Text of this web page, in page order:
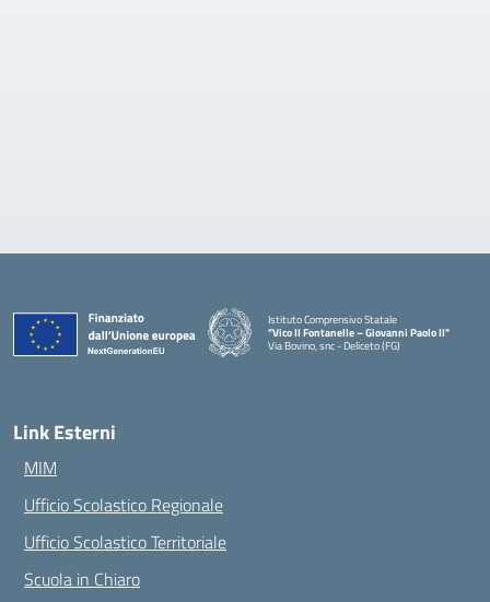
Istituto Comprensivo Statale
"Vico II Fontanelle – Giovanni Paolo II"
Via Bovino, snc - Deliceto (FG)
Link Esterni
MIM
Ufficio Scolastico Regionale
Ufficio Scolastico Territoriale
Scuola in Chiaro